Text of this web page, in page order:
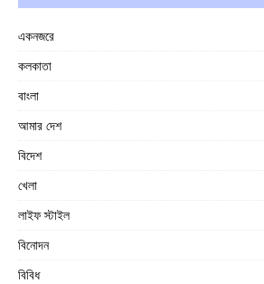
একনজরে
কলকাতা
বাংলা
আমার দেশ
বিদেশ
খেলা
লাইফ স্টাইল
বিনোদন
বিবিধ